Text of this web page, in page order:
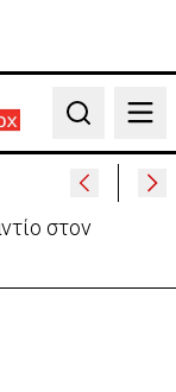
Search
στον